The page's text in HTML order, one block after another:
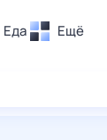
Еда Ещё